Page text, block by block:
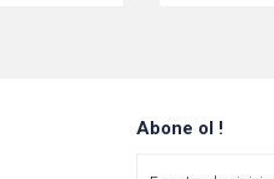
Abone ol !